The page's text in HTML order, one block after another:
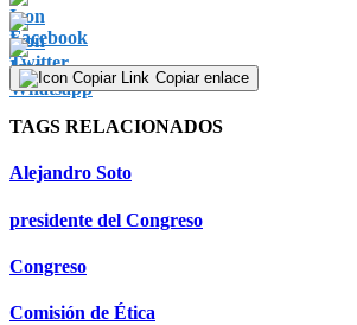
Copiar enlace
TAGS RELACIONADOS
Alejandro Soto
presidente del Congreso
Congreso
Comisión de Ética